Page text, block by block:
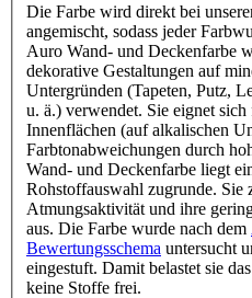
Die Farbe wird direkt bei
angemischt, sodass jeder
Auro Wand- und Deckenfarbe
dekorative Gestaltungen auf
Untergründen (Tapeten, Putz,
u. ä.) verwendet. Sie eignet
Innenflächen (auf alkalischen
Farbtonabweichungen durch
Wand- und Deckenfarbe liegt
Rohstoffauswahl zugrunde. Sie
Atmungsaktivität und ihre
aus. Die Farbe wurde nach dem
Bewertungsschema untersucht
eingestuft. Damit belastet sie
keine Stoffe frei.